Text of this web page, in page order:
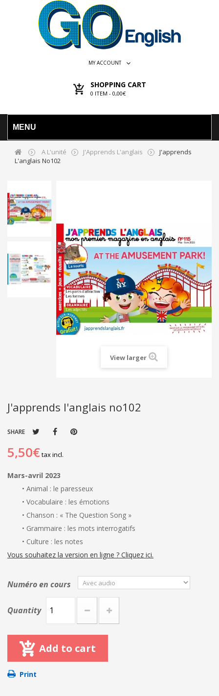
MY ACCOUNT
SHOPPING CART
0 ITEM - 0,00€
MENU
A L'unité J'Apprends L'anglais
J'apprends
L'anglais No102
View larger
J'apprends l'anglais no102
SHARE
5,50€tax incl.
Mars-avril 2023
• Animal : le paresseux
• Vocabulaire : les émotions
• Chanson : « The Question Song »
• Grammaire : les mots interrogatifs
• Culture : les notes
Vous souhaitez la version en ligne ? Cliquez ici.
Numéro en cours
Quantity
Add to cart
Print